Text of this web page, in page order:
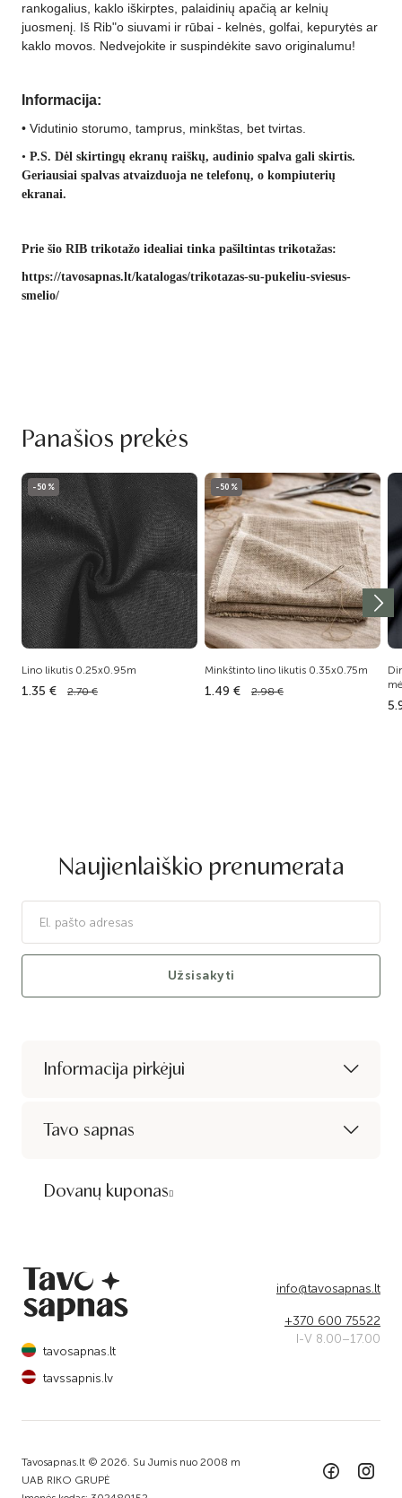
rankogalius, kaklo iškirptes, palaidinių apačią ar kelnių
juosmenį. Iš Rib"o siuvami ir rūbai - kelnės, golfai, kepurytės ar
kaklo movos. Nedvejokite ir suspindėkite savo originalumu!
Informacija:
• Vidutinio storumo, tamprus, minkštas, bet tvirtas.
• P.S. Dėl skirtingų ekranų raiškų, audinio spalva gali skirtis.
Geriausiai spalvas atvaizduoja ne telefonų, o kompiuterių
ekranai.
Prie šio RIB trikotažo idealiai tinka pašiltintas trikotažas:
https://tavosapnas.lt/katalogas/trikotazas-su-pukeliu-sviesus-
smelio/
Panašios prekės
-50%
Lino likutis 0.25x0.95m
1.35 € 2.70 €
-50%
Minkštinto lino likutis 0.35x0.75m
1.49 € 2.98 €
Naujienlaiškio prenumerata
Užsisakyti
Informacija pirkėjui
Tavo sapnas
Dovanų kuponas
info@tavosapnas.lt
+370 600 75522
I-V 8.00–17.00
tavosapnas.lt
tavssapnis.lv
Tavosapnas.lt © 2026. Su Jumis nuo 2008 m
UAB RIKO GRUPĖ